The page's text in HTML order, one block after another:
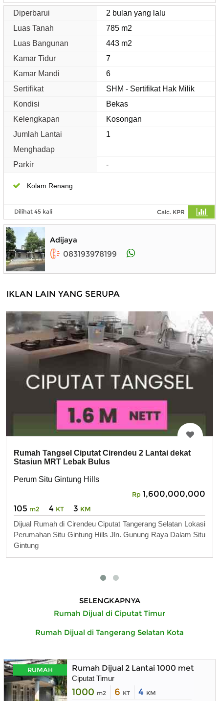
Diperbarui
2 bulan yang lalu
Luas Tanah
785 m2
Luas Bangunan
443 m2
Kamar Tidur
7
Kamar Mandi
6
Sertifikat
SHM - Sertifikat Hak Milik
Kondisi
Bekas
Kelengkapan
Kosongan
Jumlah Lantai
1
Menghadap
Parkir
-
Kolam Renang
Dilihat 45 kali Calc. KPR
Adijaya
083193978199
IKLAN LAIN YANG SERUPA
Rumah Tangsel Ciputat Cirendeu 2 Lantai dekat
Stasiun MRT Lebak Bulus
Perum Situ Gintung Hills
Rp 1,600,000,000
105 m2 4 KT 3 KM
Dijual Rumah di Cirendeu Ciputat Tangerang Selatan Lokasi
Perumahan Situ Gintung Hills Jln. Gunung Raya Dalam Situ
Gintung
SELENGKAPNYA
Rumah Dijual di Ciputat Timur
Rumah Dijual di Tangerang Selatan Kota
RUMAH Rumah Dijual 2 Lantai 1000 meter di
Ciputat Timur
1000 m2 6 KT 4 KM